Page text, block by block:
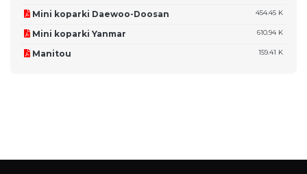
Mini koparki Daewoo-Doosan 454.45 K
Mini koparki Yanmar 610.94 K
Manitou 159.41 K